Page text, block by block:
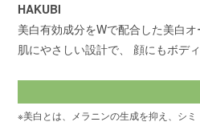
HAKUBI
美白有効成分をWで配合した美白
肌にやさしい設計で、
※美白とは、メラニンの生成を抑え、シミ